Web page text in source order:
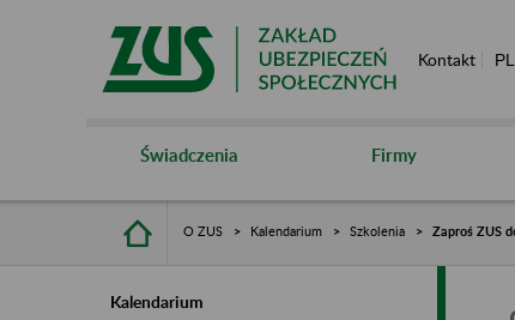
Kontakt
Świadczenia Firmy
O ZUS Kalendarium Szkolenia Zaproś ZUS
Kalendarium